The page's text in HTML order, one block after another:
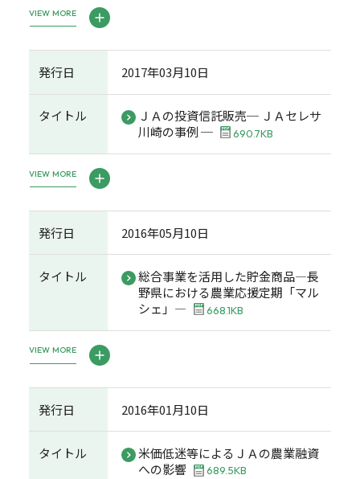
VIEW MORE
発行日 2017年03月10日
タイトル
ＪＡの投資信託販売─ ＪＡセレサ
川崎の事例 ─
690.7KB
VIEW MORE
発行日 2016年05月10日
タイトル
総合事業を活用した貯金商品―長
野県における農業応援定期「マル
シェ」―
668.1KB
VIEW MORE
発行日 2016年01月10日
タイトル
米価低迷等によるＪＡの農業融資
への影響
689.5KB